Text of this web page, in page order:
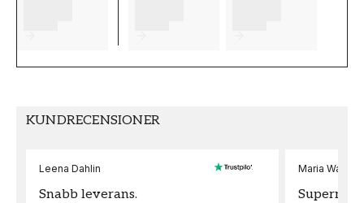
KUNDRECENSIONER
Leena Dahlin
Snabb leverans.
Maria